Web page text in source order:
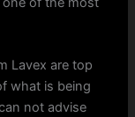
Lavex are top
what is being
not advise